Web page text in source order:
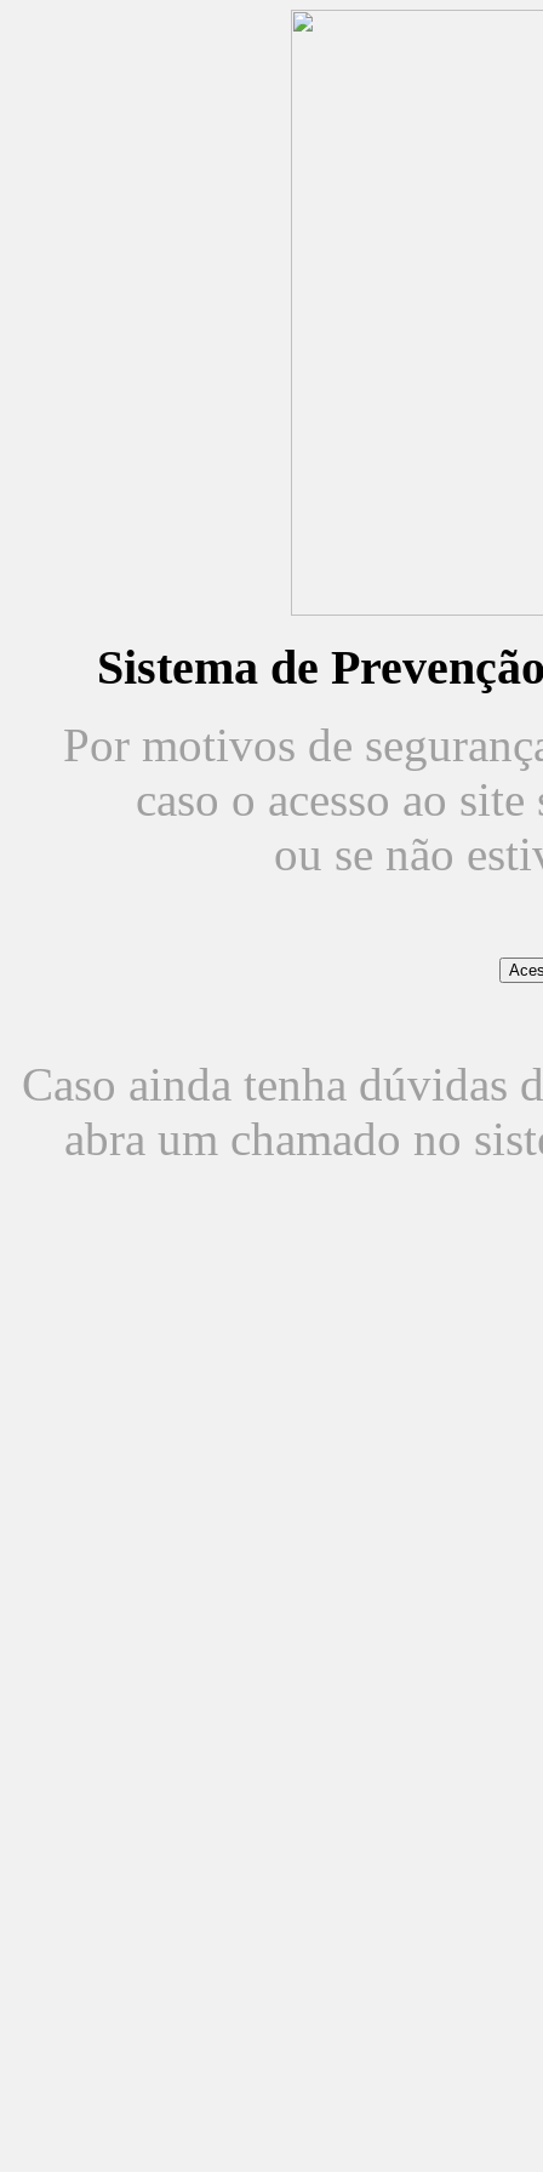
Sistema de
Por motivos de
caso o acesso ao
ou se não
Caso ainda tenha dúvidas
abra um chamado no